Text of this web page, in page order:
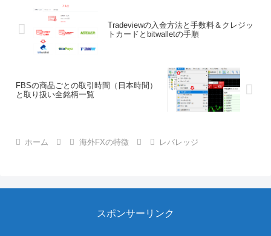
Tradeviewの入金方法と手数料＆クレジッ
トカードとbitwalletの手順
FBSの商品ごとの取引時間（日本時間）
と取り扱い全銘柄一覧
ホーム 海外FXの特徴 レバレッジ
スポンサーリンク